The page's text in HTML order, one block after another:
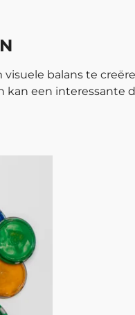
balans te
kan een